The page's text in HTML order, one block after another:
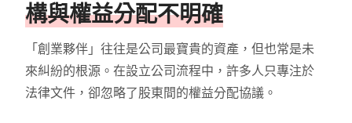
構與權益分配不明確
「創業夥伴」往往是公司最寶貴的資產，但也常是未
來糾紛的根源。在設立公司流程中，許多人只專注於
法律文件，卻忽略了股東間的權益分配協議。